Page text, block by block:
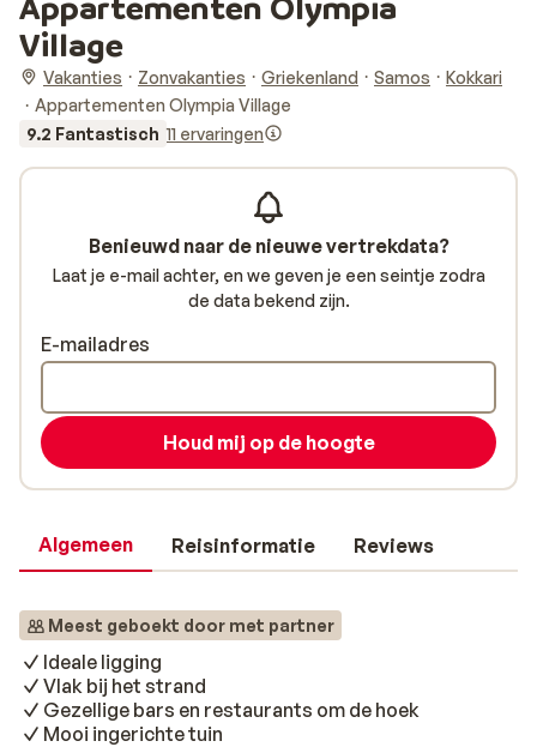
Village
Vakanties Zonvakanties Griekenland Samos
Kokkari
Appartementen Olympia Village
9.2 Fantastisch 11 ervaringen
Algemeen Reisinformatie Reviews
Meest geboekt door met partner
Ideale ligging
Vlak bij het strand
Gezellige bars en restaurants om de hoek
Mooi ingerichte tuin
Benieuwd naar de nieuwe vertrekdata?
Laat je e-mail achter, en we geven je een seintje zodra
de data bekend zijn.
E-mailadres
Houd mij op de hoogte